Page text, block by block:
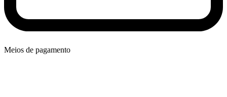
Meios de pagamento